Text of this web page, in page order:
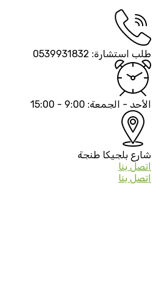
طلب استشارة: 0539931832
الأحد - الجمعة: 9:00 - 15:00
شارع بلجيكا طنجة
اتصل بنا
اتصل بنا